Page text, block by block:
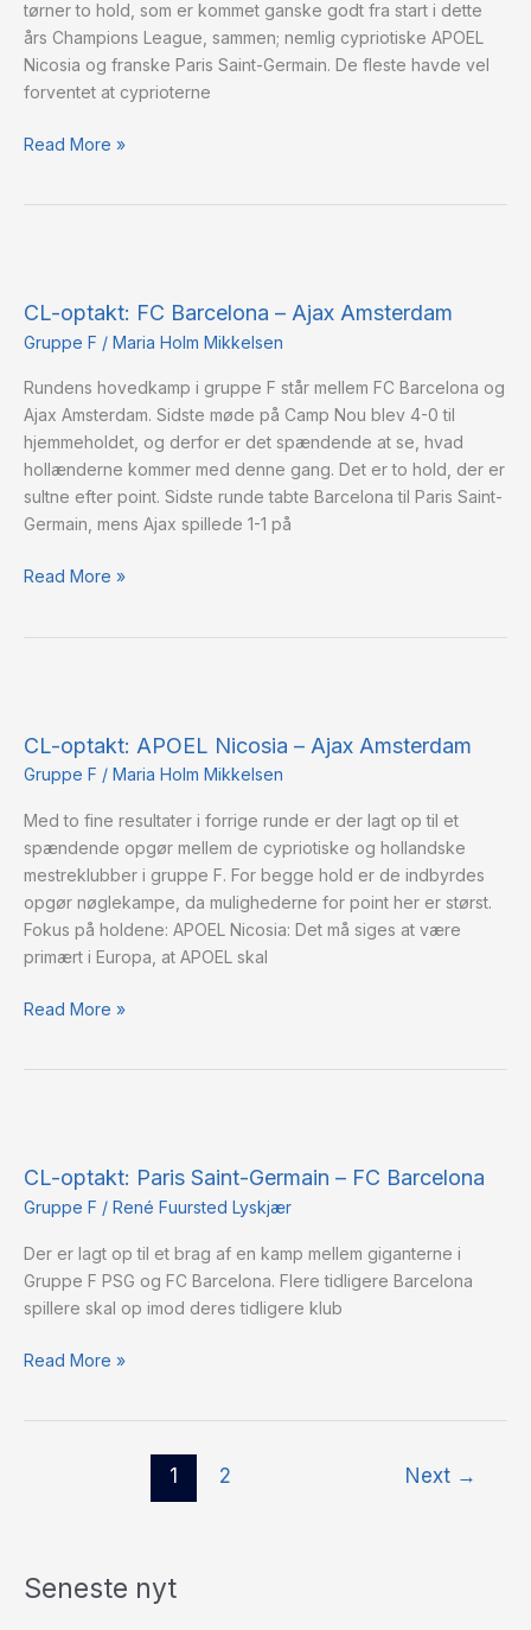
tørner to hold, som er kommet ganske godt fra start i dette
års Champions League, sammen; nemlig cypriotiske APOEL
Nicosia og franske Paris Saint-Germain. De fleste havde vel
forventet at cyprioterne
Read More »
CL-optakt: FC Barcelona – Ajax Amsterdam
Gruppe F / Maria Holm Mikkelsen
Rundens hovedkamp i gruppe F står mellem FC Barcelona og
Ajax Amsterdam. Sidste møde på Camp Nou blev 4-0 til
hjemmeholdet, og derfor er det spændende at se, hvad
hollænderne kommer med denne gang. Det er to hold, der er
sultne efter point. Sidste runde tabte Barcelona til Paris Saint-
Germain, mens Ajax spillede 1-1 på
FC
Barcelona
Ajax
Amsterdam
Read More »
CL-optakt: APOEL Nicosia – Ajax Amsterdam
Gruppe F / Maria Holm Mikkelsen
Med to fine resultater i forrige runde er der lagt op til et
spændende opgør mellem de cypriotiske og hollandske
mestreklubber i gruppe F. For begge hold er de indbyrdes
opgør nøglekampe, da mulighederne for point her er størst.
Fokus på holdene: APOEL Nicosia: Det må siges at være
primært i Europa, at APOEL skal
APOEL
Nicosia
Ajax
Amsterdam
Read More »
CL-optakt: Paris Saint-Germain – FC Barcelona
Gruppe F / René Fuursted Lyskjær
Der er lagt op til et brag af en kamp mellem giganterne i
Gruppe F PSG og FC Barcelona. Flere tidligere Barcelona
spillere skal op imod deres tidligere klub
Paris
Saint-
–
FC
Barcelona
Read More »
1 2 Next →
Seneste nyt